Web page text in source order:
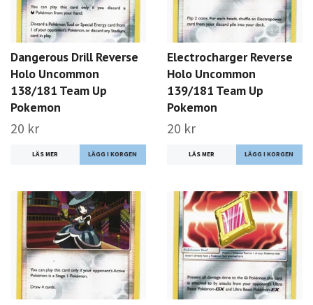
Dangerous Drill Reverse
Holo Uncommon
138/181 Team Up
Pokemon
20 kr
LÄS MER
Electrocharger Reverse
Holo Uncommon
139/181 Team Up
Pokemon
20 kr
LÄS MER